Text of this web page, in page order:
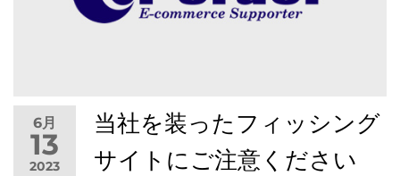
6月
13
2023
当社を装ったフィッシング
サイトにご注意ください